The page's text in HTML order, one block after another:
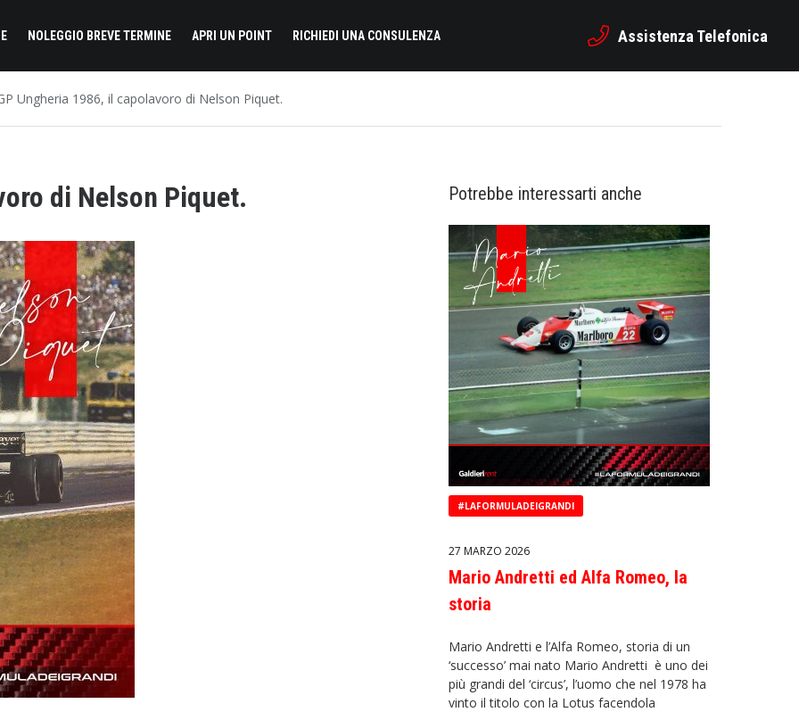
NOLEGGIO BREVE TERMINE APRI UN POINT RICHIEDI UNA CONSULENZA Assistenza Telefonica
Ungheria 1986, il capolavoro di Nelson Piquet.
di Nelson Piquet. Potrebbe interessarti anche
#LAFORMULADEIGRANDI
27 MARZO 2026
Mario Andretti ed Alfa Romeo, la
storia
Mario Andretti e l’Alfa Romeo, storia di un
‘successo’ mai nato Mario Andretti è uno dei
più grandi del ‘circus’, l’uomo che nel 1978 ha
vinto il titolo con la Lotus facendola